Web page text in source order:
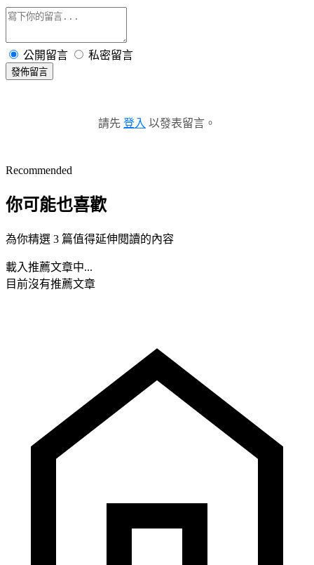
公開留言 私密留言
發佈留言
請先 登入 以發表留言。
Recommended
你可能也喜歡
為你精選 3 篇值得延伸閱讀的內容
載入推薦文章中...
目前沒有推薦文章